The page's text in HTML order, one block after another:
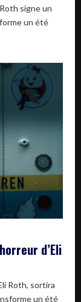
signe un
un été
d’Eli
Roth, sortira
un été